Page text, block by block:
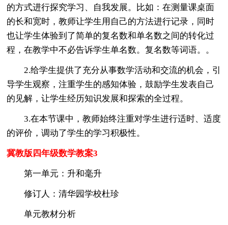
的方式进行探究学习、自我发展。比如：在测量课桌面
的长和宽时，教师让学生用自己的方法进行记录，同时
也让学生体验到了简单的复名数和单名数之间的转化过
程，在教学中不必告诉学生单名数。复名数等词语。。
2.给学生提供了充分从事数学活动和交流的机会，引
导学生观察，注重学生的感知体验，鼓励学生发表自己
的见解，让学生经历知识发展和探索的全过程。
3.在本节课中，教师始终注重对学生进行适时、适度
的评价，调动了学生的学习积极性。
冀教版四年级数学教案3
第一单元：升和毫升
修订人：清华园学校杜珍
单元教材分析